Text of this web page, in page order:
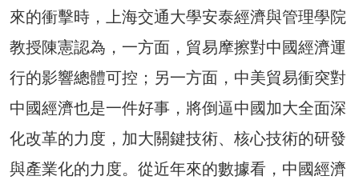
來的衝擊時，上海交通大學安泰經濟與管理學院
教授陳憲認為，一方面，貿易摩擦對中國經濟運
行的影響總體可控；另一方面，中美貿易衝突對
中國經濟也是一件好事，將倒逼中國加大全面深
化改革的力度，加大關鍵技術、核心技術的研發
與產業化的力度。從近年來的數據看，中國經濟